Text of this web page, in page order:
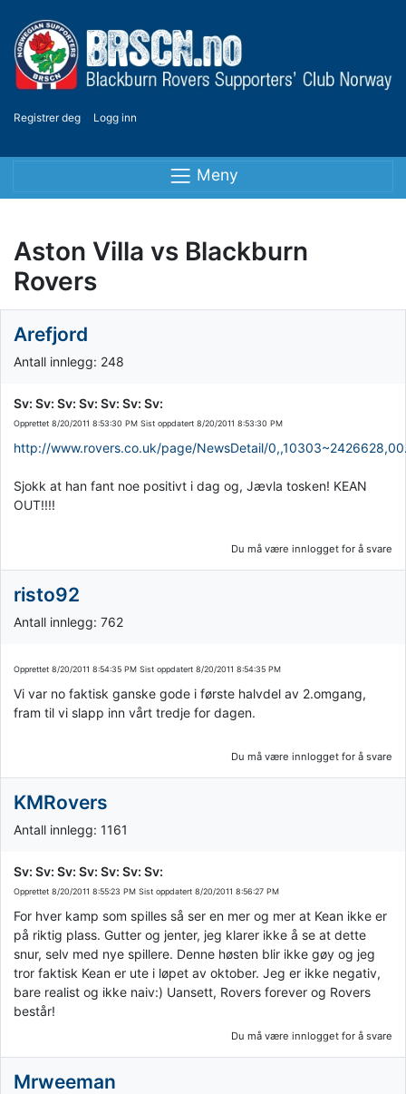
Registrer deg Logg inn
Meny
Aston Villa vs Blackburn
Rovers
Arefjord
Antall innlegg: 248
Sv: Sv: Sv: Sv: Sv: Sv: Sv:
Opprettet 8/20/2011 8:53:30 PM Sist oppdatert 8/20/2011 8:53:30 PM
http://www.rovers.co.uk/page/NewsDetail/
Sjokk at han fant noe positivt i dag og, Jævla tosken! KEAN
OUT!!!!
Du må være innlogget for å svare
risto92
Antall innlegg: 762
Opprettet 8/20/2011 8:54:35 PM Sist oppdatert 8/20/2011 8:54:35 PM
Vi var no faktisk ganske gode i første halvdel av 2.omgang,
fram til vi slapp inn vårt tredje for dagen.
Du må være innlogget for å svare
KMRovers
Antall innlegg: 1161
Sv: Sv: Sv: Sv: Sv: Sv: Sv:
Opprettet 8/20/2011 8:55:23 PM Sist oppdatert 8/20/2011 8:56:27 PM
For hver kamp som spilles så ser en mer og mer at Kean ikke er
på riktig plass. Gutter og jenter, jeg klarer ikke å se at dette
snur, selv med nye spillere. Denne høsten blir ikke gøy og jeg
tror faktisk Kean er ute i løpet av oktober. Jeg er ikke negativ,
bare realist og ikke naiv:) Uansett, Rovers forever og Rovers
består!
Du må være innlogget for å svare
Mrweeman